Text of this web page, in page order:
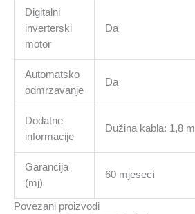
Digitalni
inverterski
motor
Da
Automatsko
odmrzavanje
Da
Dodatne
informacije
Dužina kabla: 1,8 m
Garancija
(mj)
60 mjeseci
Povezani proizvodi